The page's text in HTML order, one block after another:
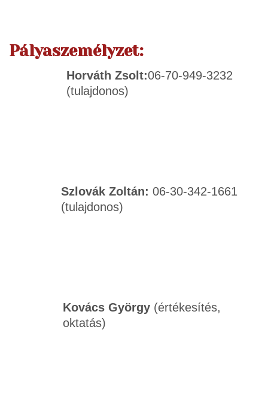
Pályaszemélyzet:
Horváth Zsolt:06-70-949-3232
(tulajdonos)
Szlovák Zoltán: 06-30-342-1661
(tulajdonos)
Kovács György (értékesítés,
oktatás)